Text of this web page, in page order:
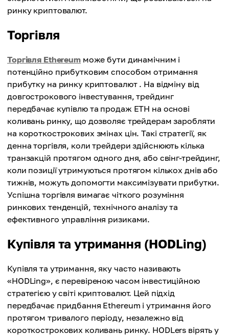
ринку криптовалют.
Торгівля
Торгівля Ethereumможе бути динамічним і
потенційно прибутковим способом отримання
прибутку на ринку криптовалют . На відміну від
довгострокового інвестування, трейдинг
передбачає купівлю та продаж ETH на основі
коливань ринку, що дозволяє трейдерам заробляти
на короткострокових змінах цін. Такі стратегії, як
денна торгівля, коли трейдери здійснюють кілька
транзакцій протягом одного дня, або свінг-трейдинг,
коли позиції утримуються протягом кількох днів або
тижнів, можуть допомогти максимізувати прибутки.
Успішна торгівля вимагає чіткого розуміння
ринкових тенденцій, технічного аналізу та
ефективного управління ризиками.
Купівля та утримання (HODLing)
Купівля та утримання, яку часто називають
«HODLing», є перевіреною часом інвестиційною
стратегією у світі криптовалют. Цей підхід
передбачає придбання Ethereum і утримання його
протягом тривалого періоду, незалежно від
короткострокових коливань ринку. HODLers вірять у